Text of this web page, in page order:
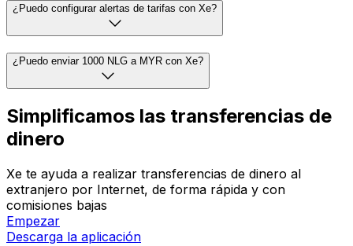
¿Puedo configurar alertas de tarifas con Xe?
¿Puedo enviar 1000 NLG a MYR con Xe?
Simplificamos las transferencias de
dinero
Xe te ayuda a realizar transferencias de dinero al
extranjero por Internet, de forma rápida y con
comisiones bajas
Empezar
Descarga la aplicación